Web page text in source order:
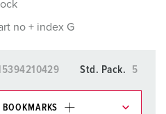
no + index G
Std. Pack. 5